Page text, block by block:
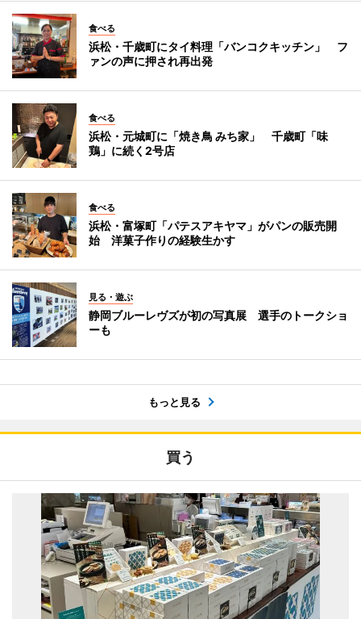
食べる
浜松・千歳町にタイ料理「バンコクキッチン」 フ
ァンの声に押され再出発
食べる
浜松・元城町に「焼き鳥 みち家」 千歳町「味
鶏」に続く2号店
食べる
浜松・富塚町「パテスアキヤマ」がパンの販売開
始 洋菓子作りの経験生かす
見る・遊ぶ
静岡ブルーレヴズが初の写真展 選手のトークショ
ーも
もっと見る
買う